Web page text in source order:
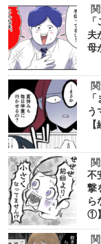
夫
母
う
不
撃
ら
①